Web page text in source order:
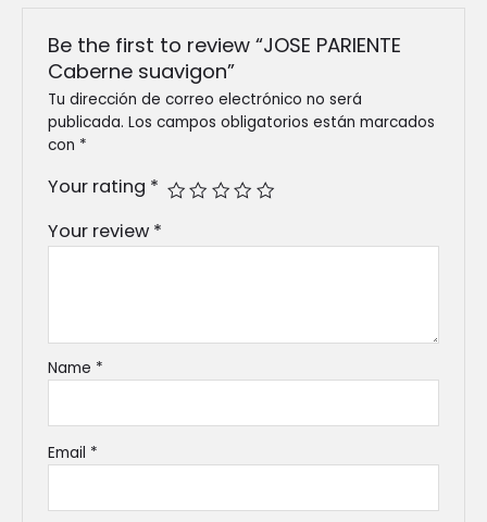
Be the first to review “JOSE PARIENTE
Caberne suavigon”
Tu dirección de correo electrónico no será
publicada. Los campos obligatorios están marcados
con *
Your rating *
Your review *
Name *
Email *